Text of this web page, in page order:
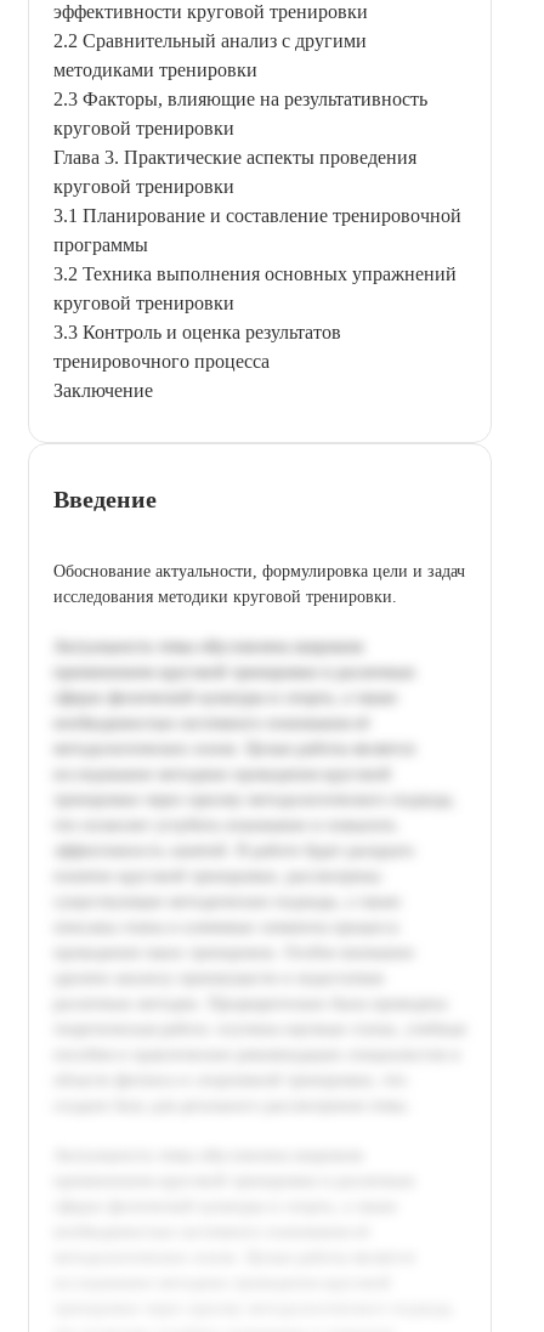
эффективности круговой тренировки
2.2 Сравнительный анализ с другими
методиками тренировки
2.3 Факторы, влияющие на результативность
круговой тренировки
Глава 3. Практические аспекты проведения
круговой тренировки
3.1 Планирование и составление тренировочной
программы
3.2 Техника выполнения основных упражнений
круговой тренировки
3.3 Контроль и оценка результатов
тренировочного процесса
Заключение
Введение
Обоснование актуальности, формулировка цели и задач
исследования методики круговой тренировки.